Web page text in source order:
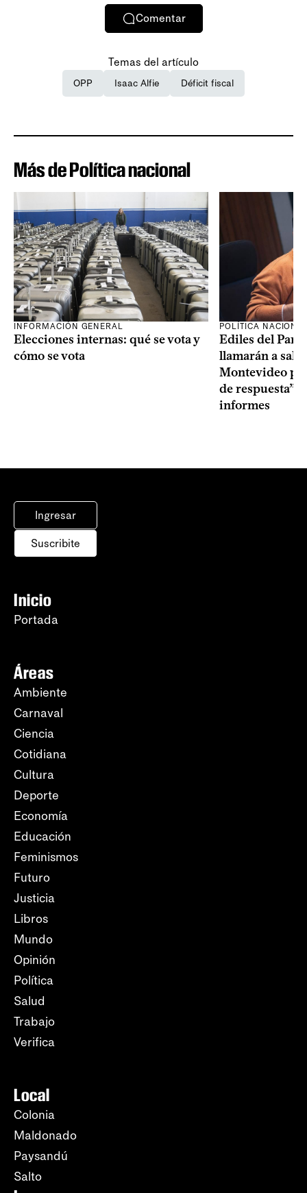
Comentar
Temas del artículo
OPP Isaac Alfie Déficit fiscal
Más de Política nacional
INFORMACIÓN GENERAL
Elecciones internas: qué se vota y
cómo se vota
POLÍTICA
Ediles del
llamarán a sala
Montevideo
de respuesta”
informes
Ingresar
Suscribite
Inicio
Portada
Áreas
Ambiente
Carnaval
Ciencia
Cotidiana
Cultura
Deporte
Economía
Educación
Feminismos
Futuro
Justicia
Libros
Mundo
Opinión
Política
Salud
Trabajo
Verifica
Local
Colonia
Maldonado
Paysandú
Salto